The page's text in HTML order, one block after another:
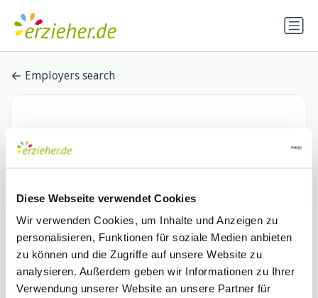
Diese Webseite verwendet Cookies
Wir verwenden Cookies, um Inhalte und Anzeigen zu
personalisieren, Funktionen für soziale Medien anbieten
zu können und die Zugriffe auf unsere Website zu
analysieren. Außerdem geben wir Informationen zu Ihrer
Verwendung unserer Website an unsere Partner für
Employers search
Kolping-Bildungswerk DV Köln
e.V.